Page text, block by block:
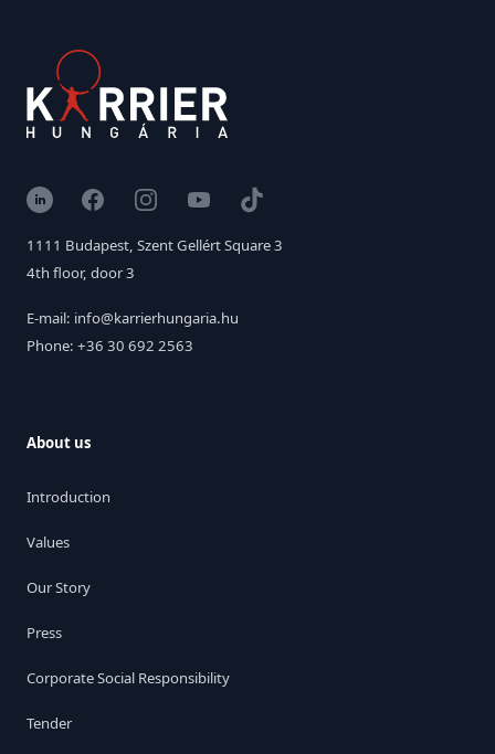
LinkedInFacebookInstagramYouTubeTikTok
1111 Budapest, Szent Gellért Square 3
4th floor, door 3
E-mail: info@karrierhungaria.hu
Phone: +36 30 692 2563
About us
Introduction
Values
Our Story
Press
Corporate Social Responsibility
Tender